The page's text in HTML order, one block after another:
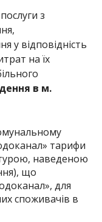
з
у відповідність
на їх
в м.
тарифи
наведеною
що
для
споживачів в